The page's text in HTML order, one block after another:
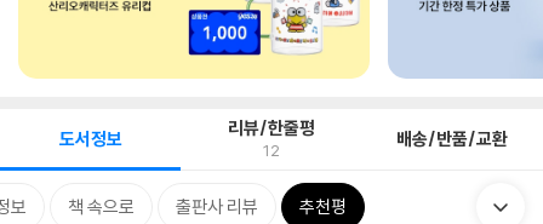
도서정보 리뷰/한줄평
12 배송/반품/교환
보 책 속으로 출판사 리뷰 추천평